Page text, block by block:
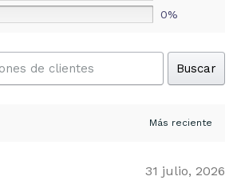
0%
Buscar
31 julio, 2026